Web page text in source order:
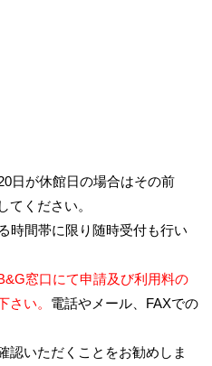
日が休館日の場合はその前
てください。
時間帯に限り随時受付も行い
窓口にて申請及び利用料の
さい。 電話やメール、FAXでの
いただくことをお勧めしま